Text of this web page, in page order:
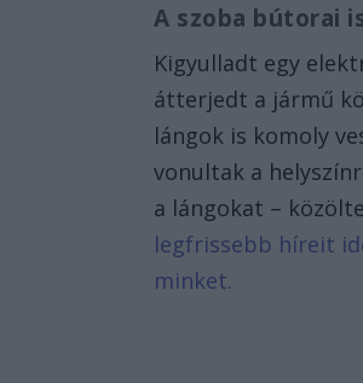
A szoba bútorai
Kigyulladt egy
átterjedt a jármű
lángok is komoly
vonultak a
a lángokat –
legfrissebb híreit
minket.